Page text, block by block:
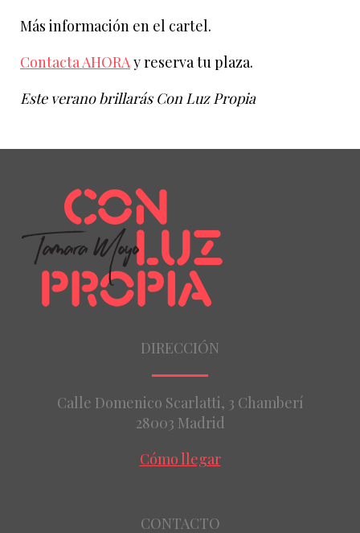
Más información en el cartel.
Contacta AHORAy reserva tu plaza.
Este verano brillarás Con Luz Propia
DIRECCIÓN
Calle Domenico Scarlatti, 3 Chamberí
28003 Madrid
Cómo llegar
CONTACTO